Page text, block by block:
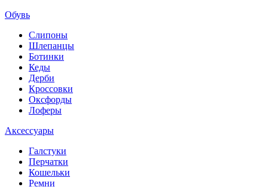
Обувь
Слипоны
Шлепанцы
Ботинки
Кеды
Дерби
Кроссовки
Оксфорды
Лоферы
Аксессуары
Галстуки
Перчатки
Кошельки
Ремни